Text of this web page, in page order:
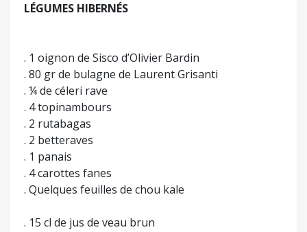
LÉGUMES HIBERNÉS
. 1 oignon de Sisco d’Olivier Bardin
. 80 gr de bulagne de Laurent Grisanti
. ¼ de céleri rave
. 4 topinambours
. 2 rutabagas
. 2 betteraves
. 1 panais
. 4 carottes fanes
. Quelques feuilles de chou kale
. 15 cl de jus de veau brun